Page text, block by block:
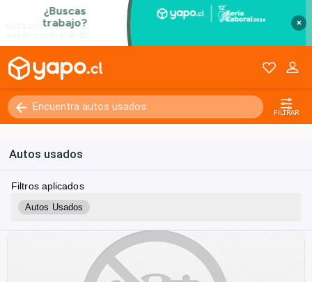
×
FILTRAR
Autos usados
Filtros aplicados
Autos Usados